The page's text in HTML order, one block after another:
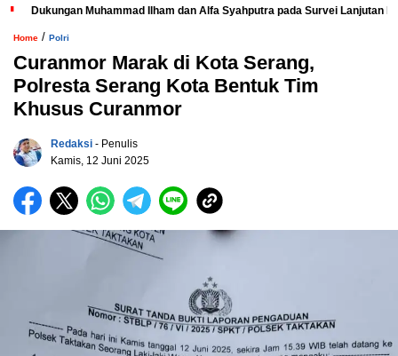
Dukungan Muhammad Ilham dan Alfa Syahputra pada Survei Lanjutan
Home / Polri
Curanmor Marak di Kota Serang,
Polresta Serang Kota Bentuk Tim
Khusus Curanmor
Redaksi - Penulis
Kamis, 12 Juni 2025